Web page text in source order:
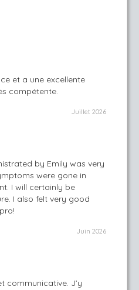
et a une excellente
compétente.
Juillet 2026
by Emily was very
were gone in
I will certainly be
I also felt very good
Juin 2026
communicative. J’y